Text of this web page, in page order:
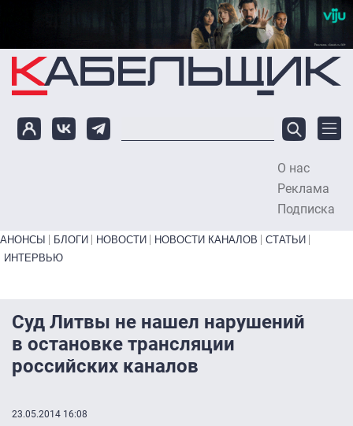
Перейти к основному содержанию
О нас
Реклама
Подписка
Primary links bottom
АНОНСЫ БЛОГИ НОВОСТИ НОВОСТИ КАНАЛОВ
СТАТЬИ
ИНТЕРВЬЮ
Суд Литвы не нашел нарушений
в остановке трансляции
российских каналов
23.05.2014 16:08